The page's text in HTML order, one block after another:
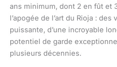
ans minimum, dont 2 en fût et
l’apogée de l’art du Rioja : des
puissante, d’une incroyable
potentiel de garde
plusieurs décennies.